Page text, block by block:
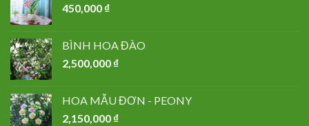
450,000 ₫
BÌNH HOA ĐÀO
2,500,000 ₫
HOA MẪU ĐƠN - PEONY
2,150,000 ₫